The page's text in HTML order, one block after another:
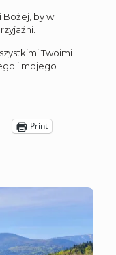
Bożej, by w
Twoimi
i mojego
Print